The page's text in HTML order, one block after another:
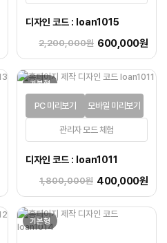
디자인 코드 : loan1015
2,200,000원 600,000원
기본형
관리자 모드 체험
PC 미리보기 모바일 미리보기
디자인 코드 : loan1011
1,800,000원 400,000원
기본형